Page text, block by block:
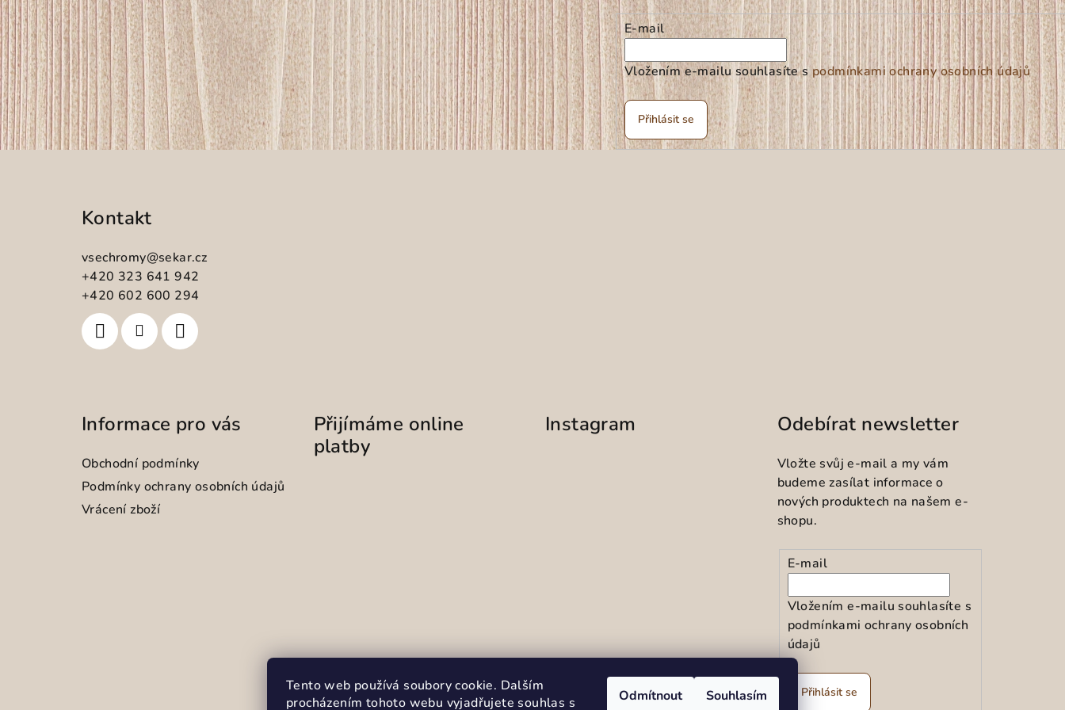
Tento web používá soubory cookie. Dalším
procházením tohoto webu vyjadřujete souhlas s
Odmítnout Souhlasím
E-mail
Vložením e-mailu souhlasíte spodmínkami ochrany osobních údajů
Přihlásit se
Kontakt
vsechromy@sekar.cz
+420 323 641 942
+420 602 600 294
Informace pro vás
Obchodní podmínky
Podmínky ochrany osobních údajů
Vrácení zboží
Přijímáme online
platby
Instagram
Sledovat na Instagramu
Odebírat newsletter
Vložte svůj e-mail a my vám
budeme zasílat informace o
nových produktech na našem e-
shopu.
E-mail
Vložením e-mailu souhlasíte s
podmínkami ochrany osobních
údajů
Přihlásit se